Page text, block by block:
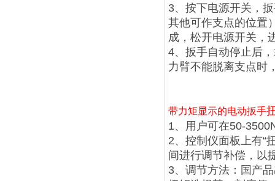
3、按下电源开关，
其他可作支点的位置
成，松开电源开关，
4、扳手自动停止后
力臂不能脱离支点时
带力矩显示的电动扳手
1、用户可在50-
2、控制仪面板上有“
间进行调节补偿，以
3、调节方法：国产